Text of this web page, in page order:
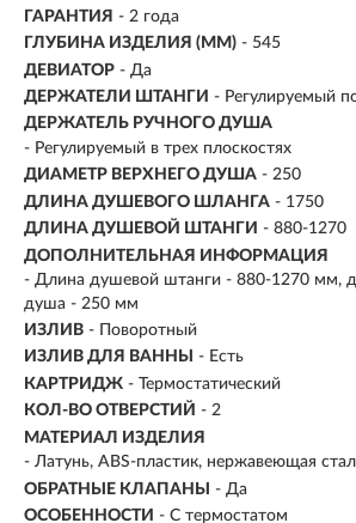
ГАРАНТИЯ - 2 года
ГЛУБИНА ИЗДЕЛИЯ (ММ) - 545
ДЕВИАТОР - Да
ДЕРЖАТЕЛИ ШТАНГИ - Регулируемый
ДЕРЖАТЕЛЬ РУЧНОГО ДУША
- Регулируемый в трех плоскостях
ДИАМЕТР ВЕРХНЕГО ДУША - 250
ДЛИНА ДУШЕВОГО ШЛАНГА - 1750
ДЛИНА ДУШЕВОЙ ШТАНГИ - 880-1270
ДОПОЛНИТЕЛЬНАЯ ИНФОРМАЦИЯ
- Длина душевой штанги - 880-1270 мм,
душа - 250 мм
ИЗЛИВ - Поворотный
ИЗЛИВ ДЛЯ ВАННЫ
- Есть
КАРТРИДЖ - Термостатический
КОЛ-ВО ОТВЕРСТИЙ - 2
МАТЕРИАЛ ИЗДЕЛИЯ
- Латунь, ABS-пластик, нержавеющая
ОБРАТНЫЕ КЛАПАНЫ
- Да
ОСОБЕННОСТИ - С термостатом